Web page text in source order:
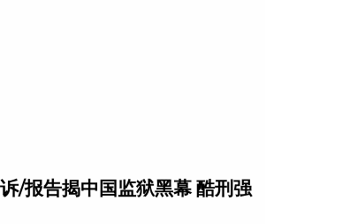
/报告揭中国监狱黑幕 酷刑强